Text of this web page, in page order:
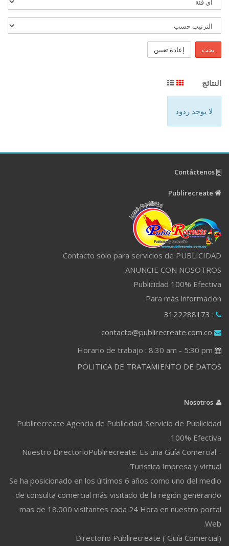
بحث إعادة تعيين
النتائج
لا يوجد ردود
Contacto solo para servicios de PUBLICIDAD
ANUNCIE CON NOSOTROS
Publicidad 100% Efectiva
Para más información
: 3122288173
contacto@publirecreate.com.co
POLITICA DE TRATAMIENTO DE DATOS
Publirecreate Agencia de Publicidad .Servicio de Publicidad
100% Efectiva.
Nuestro DirectorioPublirecreate. Es una Guía Comercial -
Turistica Impresa y virtual.
Se ha posicionado en los últimos 6 años como uno del medio
de consulta comercial más visitado de la región generando
mas de 18.000 visitantes cada 24 Hora en nuestro portal
Web.
Directorio Publirecreate ( Guía Comercial)